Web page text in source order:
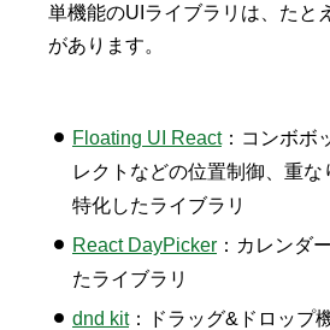
単機能のUIライブラリは、たと
があります。
Floating UI React：コンボボ
レクトなどの位置制御、重な
特化したライブラリ
React DayPicker ：カレンダ
たライブラリ
dnd kit：ドラッグ&ドロップ